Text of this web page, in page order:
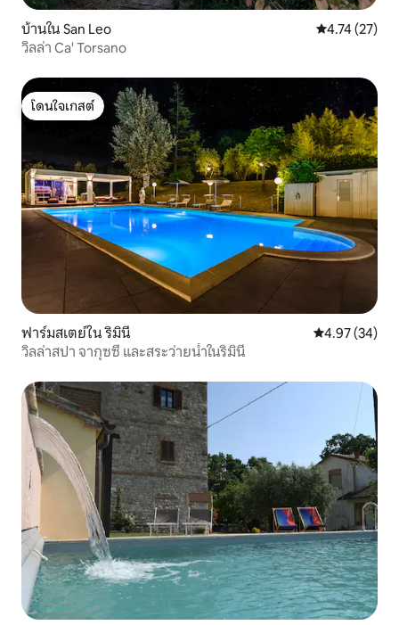
บ้านใน San Leo คะแนนเฉลี่ย
4.74 (27)
วิลล่า Ca' Torsano
โดนใจเกสต์
โดนใจเกสต์
ฟาร์มสเตย์ใน ริมินี คะแนนเฉลี่ย
4.97 (34)
วิลล่าสปา จากุซซี่ และสระว่ายน้ำในริมินี